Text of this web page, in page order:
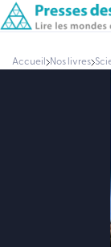
Accueil Nos livres